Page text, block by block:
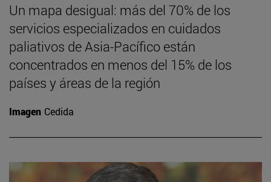
Un mapa desigual: más del 70% de los
servicios especializados en cuidados
paliativos de Asia-Pacífico están
concentrados en menos del 15% de los
países y áreas de la región
Imagen Cedida